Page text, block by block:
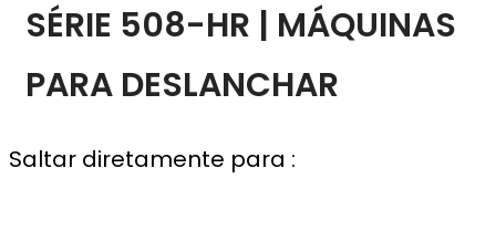
SÉRIE 508-HR | MÁQUINAS
PARA DESLANCHAR
Saltar diretamente para :